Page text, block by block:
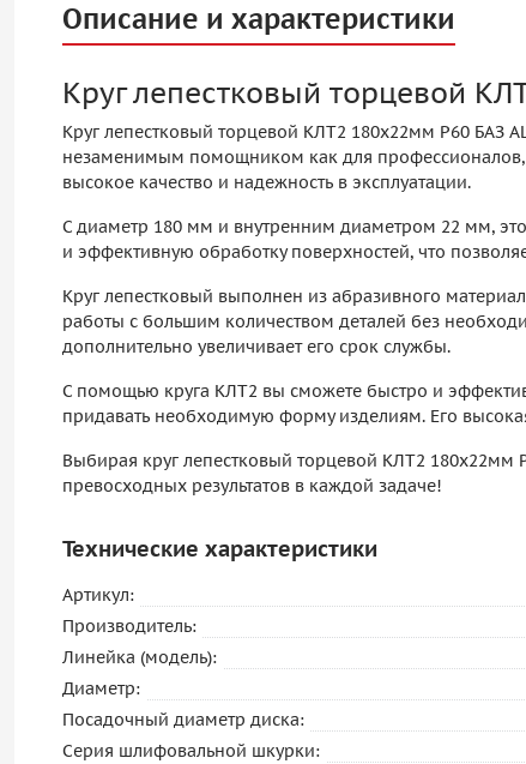
Описание и характеристики
Круг лепестковый торцевой
Круг лепестковый торцевой КЛТ2 180х22мм P60 БАЗ
незаменимым помощником как для профессионалов,
высокое качество и надежность в эксплуатации.
С диаметр 180 мм и внутренним диаметром 22 мм,
и эффективную обработку поверхностей, что
Круг лепестковый выполнен из абразивного
работы с большим количеством деталей без
дополнительно увеличивает его срок службы.
С помощью круга КЛТ2 вы сможете быстро и
придавать необходимую форму изделиям. Его
Выбирая круг лепестковый торцевой КЛТ2 180х22мм
превосходных результатов в каждой задаче!
Технические характеристики
Артикул:
Производитель:
Линейка (модель):
Диаметр:
Посадочный диаметр диска:
Серия шлифовальной шкурки: